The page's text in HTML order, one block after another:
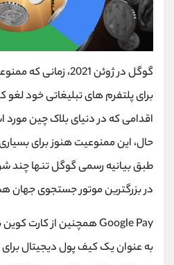
گوگل در ژوئن 2021،
برای پلتفرم های تبلیغاتی خود
اقدامی که در دنیای بلاک چین مورد
حال، این ممنوعیت هنوز برای
طبق بیانیه رسمی گوگل تنها چند
در بزرگترین موتور جستجوی جهان
Google Payهمچنین از کارت
به عنوان یک کیف پول دیجیتال